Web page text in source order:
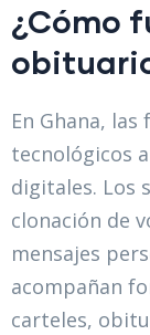
¿Cómo
En Ghana,
tecnológicos
digitales. Los
clonación de
mensajes
acompañan
carteles,